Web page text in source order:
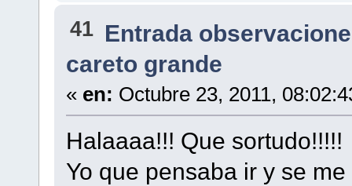
41 Entrada
careto grande
« en: Octubre 23, 2011,
Halaaaa!!! Que
Yo que pensaba ir y se